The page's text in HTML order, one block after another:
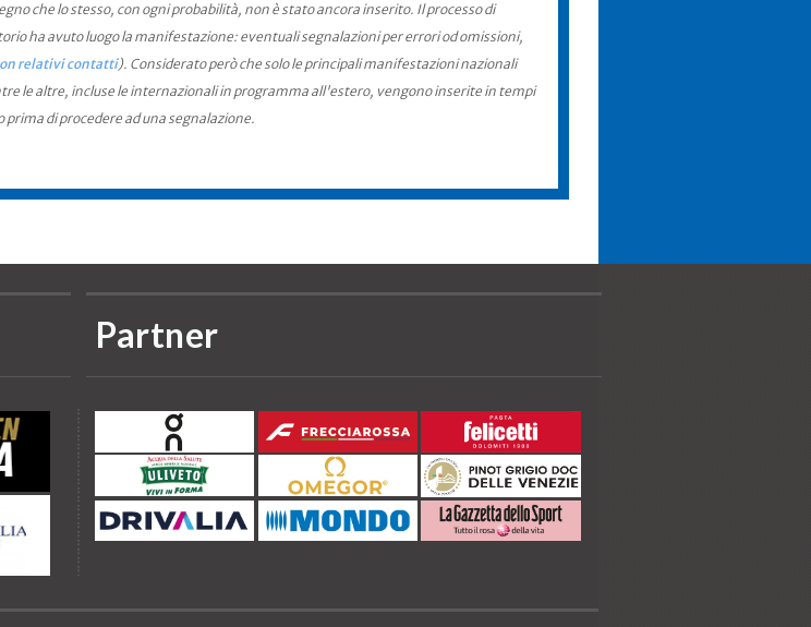
che lo stesso, con ogni probabilità, non è stato ancora inserito. Il processo di
ha avuto luogo la manifestazione: eventuali segnalazioni per errori od omissioni,
relativi contatti). Considerato però che solo le principali manifestazioni nazionali
le altre, incluse le internazionali in programma all'estero, vengono inserite in tempi
di procedere ad una segnalazione.
Partner